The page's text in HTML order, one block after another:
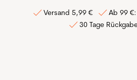
Versand 5,99 €
Ab 99 €:
30 Tage